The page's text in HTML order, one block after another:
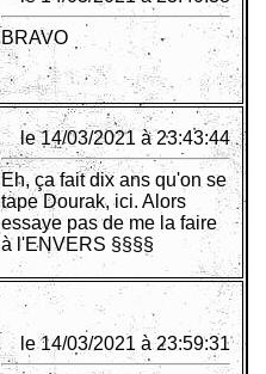
BRAVO
le 14/03/2021 à 23:43:44
Eh, ça fait dix ans qu'on se
tape Dourak, ici. Alors
essaye pas de me la faire
à l'ENVERS §§§§
le 14/03/2021 à 23:59:31